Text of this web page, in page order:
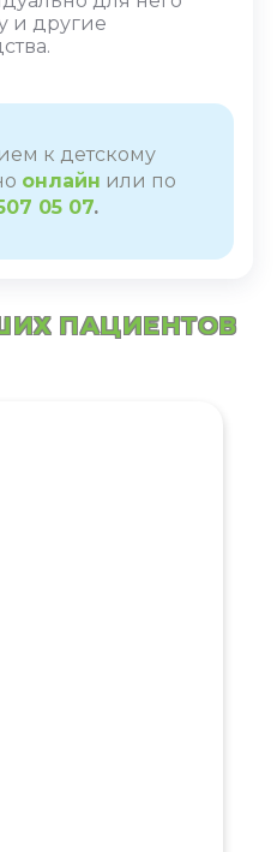
и другие
к детскому
онлайн или по
05 07.
ПАЦИЕНТОВ